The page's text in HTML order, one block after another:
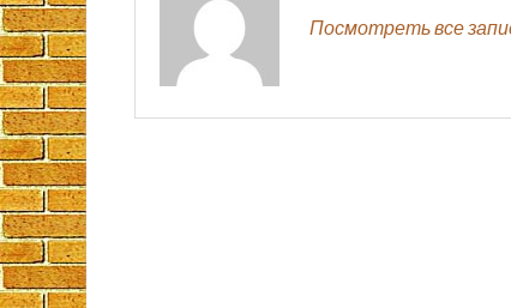
Посмотреть все